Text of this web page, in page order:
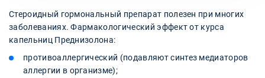
Стероидный гормональный препарат полезен при многих
заболеваниях. Фармакологический эффект от курса
капельниц Преднизолона:
противоаллергический (подавляют синтез медиаторов
аллергии в организме);